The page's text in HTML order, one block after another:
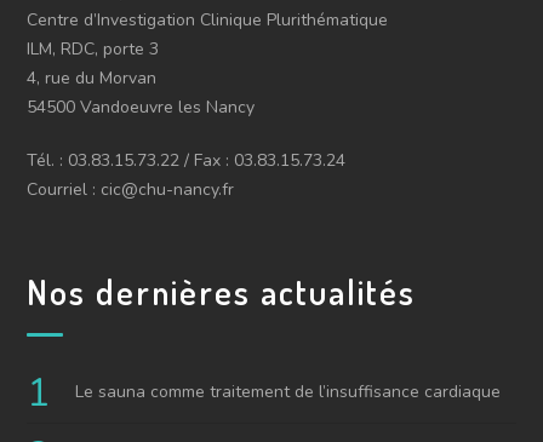
Centre d’Investigation Clinique Plurithématique
ILM, RDC, porte 3
4, rue du Morvan
54500 Vandoeuvre les Nancy
Tél. : 03.83.15.73.22 / Fax : 03.83.15.73.24
Courriel : cic@chu-nancy.fr
Nos dernières actualités
Le sauna comme traitement de l’insuffisance cardiaque